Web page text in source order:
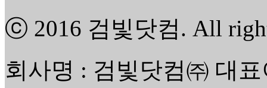
ⓒ 2016 검빛닷컴. All
회사명 : 검빛닷컴㈜ 대